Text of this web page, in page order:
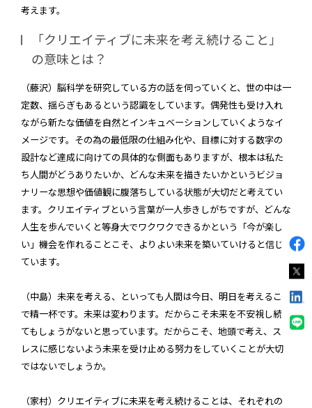
考えます。
「クリエイティブに未来を考え続けること」
の意味とは？
（藤沢）脳科学を研究している方の話を伺っていくと、世の中は一
定数、揺らぎもあるという認識をしています。偶発性も受け入れ
ながら新たな価値を自然とインキュベーションしていくようなイ
メージです。その為の最低限の仕組み化や、目標に対する数字の
設計など達成に向けての具体的な側面もありますが、根本は私た
ち人間がどうありたいか、どんな未来を描きたいかというビジョ
ナリーな思想や価値観に腹落ちしている状態が大切だと考えてい
ます。クリエイティブという言葉が一人歩きしがちですが、どんな
人生を歩んでいくと等身大でワクワクできるかという「今が楽し
い」機会を作れることこそ、よりよい未来を築いていけると信じ
ています。
（中島）未来を考える、といっても人間は今日、明日を考えること
で精一杯です。未来は変わります。だからこそ未来を不安視し続け
てもしょうがないと思っています。だからこそ、地頭で考え、スト
レスに感じないよう未来を受け止める努力をしていくことが大切
ではないでしょうか。
（家村）クリエイティブに未来を考え続けることは、それぞれの